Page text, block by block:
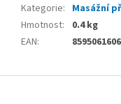
Kategorie: Masážní
Hmotnost:
0.4 kg
EAN: